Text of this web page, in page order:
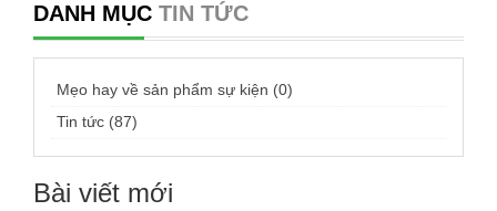
DANH MỤC TIN TỨC
Mẹo hay về sản phẩm sự kiện (0)
Tin tức (87)
Bài viết mới